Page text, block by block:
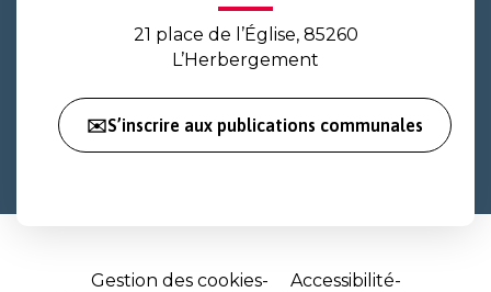
21 place de l’Église, 85260
L’Herbergement
✉️S’inscrire aux publications communales
Gestion des cookies
Accessibilité